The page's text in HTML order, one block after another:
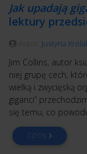
Jak upadają
lektury
Justyna
Jim Collins, autor
niej grupę cech,
wielką i zwycięską
giganci”
się temu, co
CZYTAJ